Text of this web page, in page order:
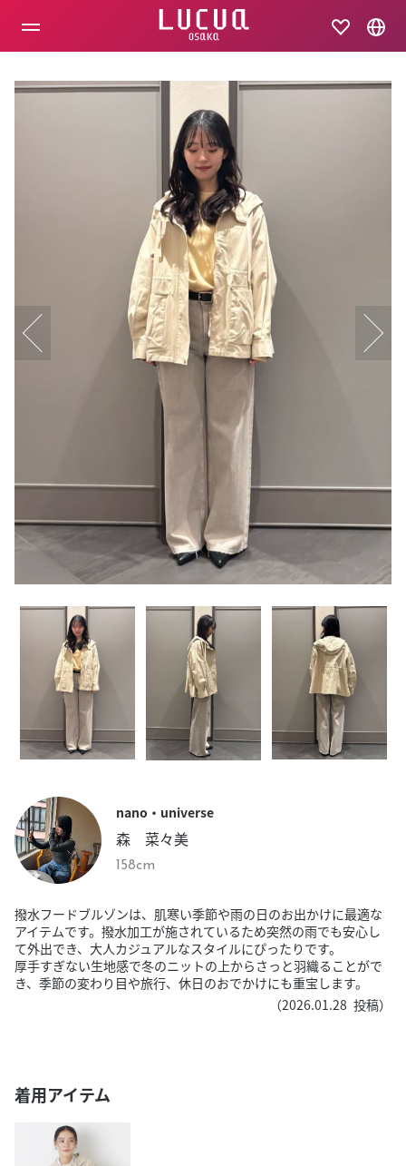
nano・universe
森 菜々美
158cm
撥水フードブルゾンは、肌寒い季節や雨の日のお出かけに最適な
アイテムです。撥水加工が施されているため突然の雨でも安心し
て外出でき、大人カジュアルなスタイルにぴったりです。
厚手すぎない生地感で冬のニットの上からさっと羽織ることがで
き、季節の変わり目や旅行、休日のおでかけにも重宝します。
（2026.01.28 投稿）
着用アイテム